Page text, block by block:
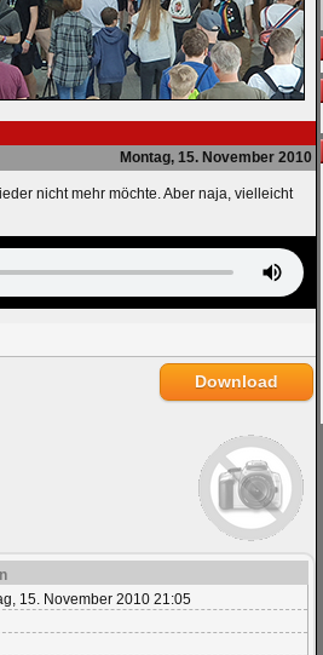
Montag, 15. November 2010
nicht mehr möchte. Aber naja, vielleicht
Download
15. November 2010 21:05